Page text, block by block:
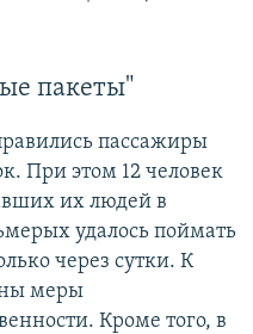
пакеты"
пассажиры
При этом 12 человек
их людей в
удалось поймать
через сутки. К
меры
Кроме того, в